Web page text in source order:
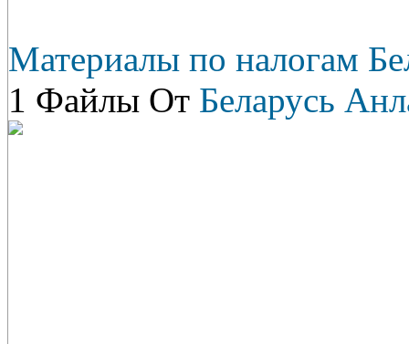
Материалы по налогам
1 Файлы От Беларусь